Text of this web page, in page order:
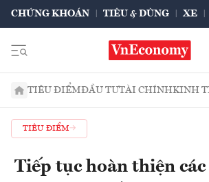
CHỨNG KHOÁN TIÊU & DÙNG XE
TIÊU ĐIỂMĐẦU TƯTÀI CHÍNHKINH
TIÊU ĐIỂM
Tiếp tục hoàn thiện